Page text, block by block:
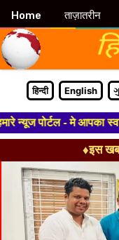
हिन्दी English
पोर्टल - मे आपका स्वागत
♦इस
Home ताज़ातरीन